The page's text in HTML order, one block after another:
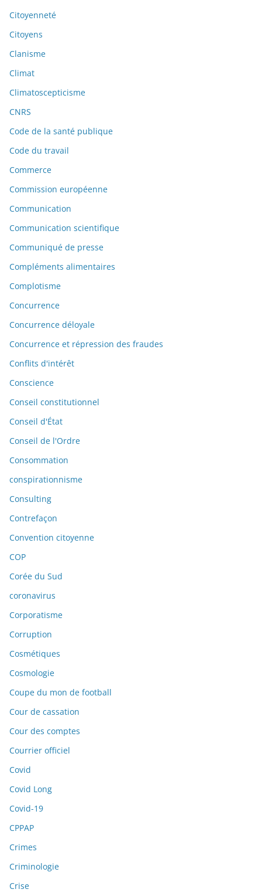
Citoyenneté
Citoyens
Clanisme
Climat
Climatoscepticisme
CNRS
Code de la santé publique
Code du travail
Commerce
Commission européenne
Communication
Communication scientifique
Communiqué de presse
Compléments alimentaires
Complotisme
Concurrence
Concurrence déloyale
Concurrence et répression des fraudes
Conflits d'intérêt
Conscience
Conseil constitutionnel
Conseil d'État
Conseil de l'Ordre
Consommation
conspirationnisme
Consulting
Contrefaçon
Convention citoyenne
COP
Corée du Sud
coronavirus
Corporatisme
Corruption
Cosmétiques
Cosmologie
Coupe du mon de football
Cour de cassation
Cour des comptes
Courrier officiel
Covid
Covid Long
Covid-19
CPPAP
Crimes
Criminologie
Crise